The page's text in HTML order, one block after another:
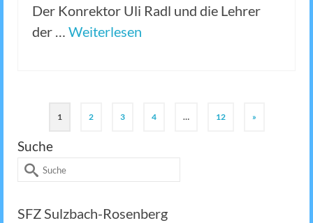
Der Konrektor Uli Radl und die Lehrer
der … Weiterlesen
1 2 3 4 … 12 »
Suche
Suche
SFZ Sulzbach-Rosenberg